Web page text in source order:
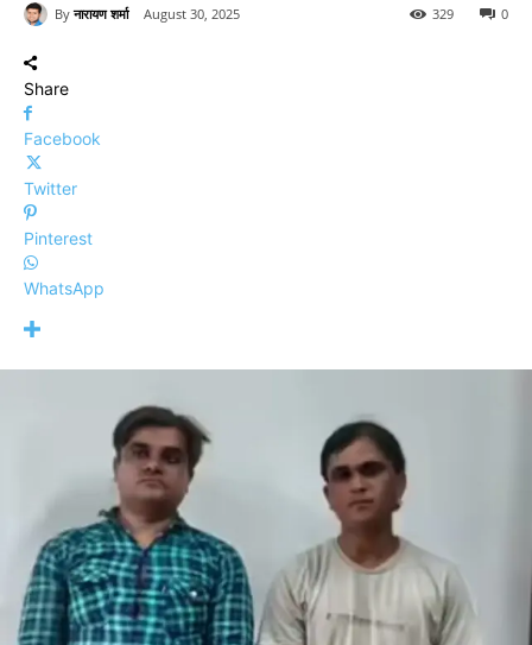
By नारायण शर्मा August 30, 2025 0
329
Share
Facebook
Twitter
Pinterest
WhatsApp